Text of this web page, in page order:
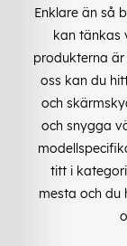
Enklare än så
kan tänkas
produkterna
oss kan du
och
och snygga
titt i
mesta och du